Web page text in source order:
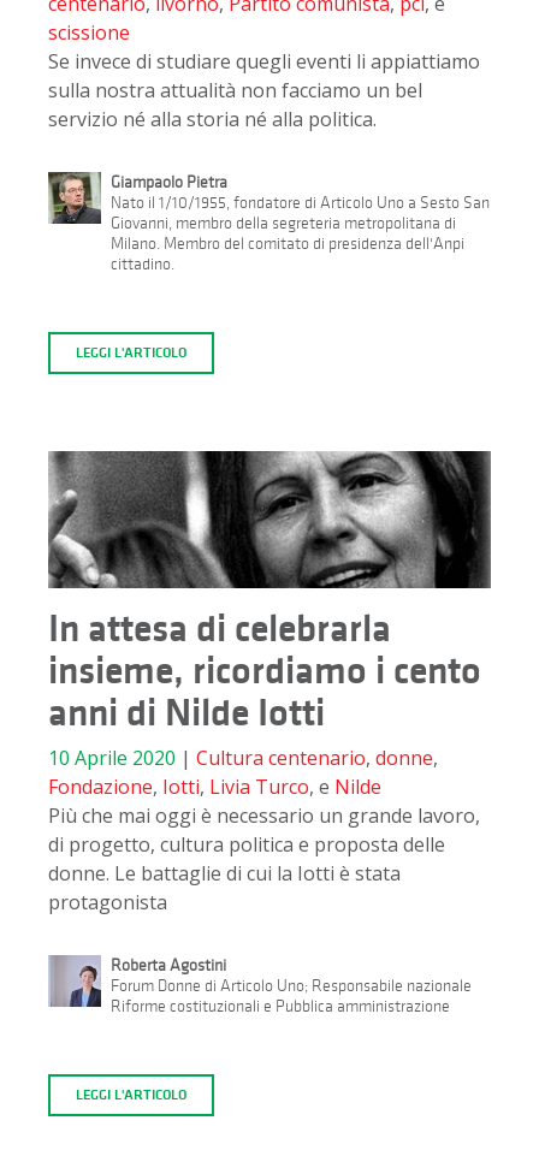
scissione
Se invece di studiare quegli eventi li appiattiamo
sulla nostra attualità non facciamo un bel
servizio né alla storia né alla politica.
Giampaolo Pietra
Nato il 1/10/1955, fondatore di Articolo Uno a Sesto San
Giovanni, membro della segreteria metropolitana di
Milano. Membro del comitato di presidenza dell'Anpi
cittadino.
LEGGI L'ARTICOLO
In attesa di celebrarla
insieme, ricordiamo i cento
anni di Nilde Iotti
10 Aprile 2020 | Cultura centenario, donne,
Fondazione, Iotti, Livia Turco, e Nilde
Più che mai oggi è necessario un grande lavoro,
di progetto, cultura politica e proposta delle
donne. Le battaglie di cui la Iotti è stata
protagonista
Roberta Agostini
Forum Donne di Articolo Uno; Responsabile nazionale
Riforme costituzionali e Pubblica amministrazione
LEGGI L'ARTICOLO